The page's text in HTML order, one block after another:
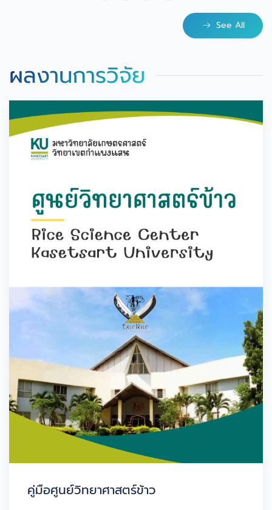
See All
ผลงานการวิจัย
คู่มือศูนย์วิทยาศาสตร์ข้าว